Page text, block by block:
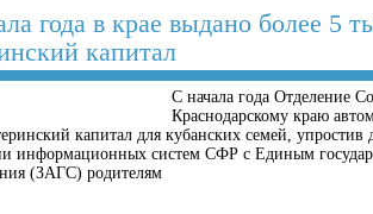
года в крае выдано более 5
капитал
С начала года Отделение
Краснодарскому краю
капитал для кубанских семей, упростив
информационных систем СФР с Единым
(ЗАГС) родителям